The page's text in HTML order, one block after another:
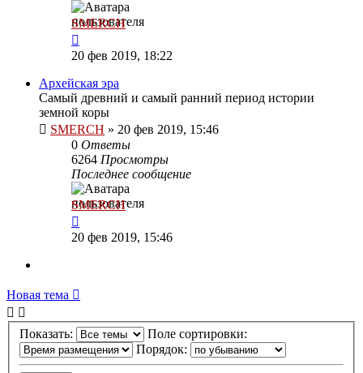
SMERCH
20 фев 2019, 18:22
Архейская эра
Самый древний и самый ранний период истории
земной коры
SMERCH » 20 фев 2019, 15:46
0 Ответы
6264 Просмотры
Последнее сообщение
SMERCH
20 фев 2019, 15:46
Новая тема
Показать:
Поле сортировки:
Порядок: